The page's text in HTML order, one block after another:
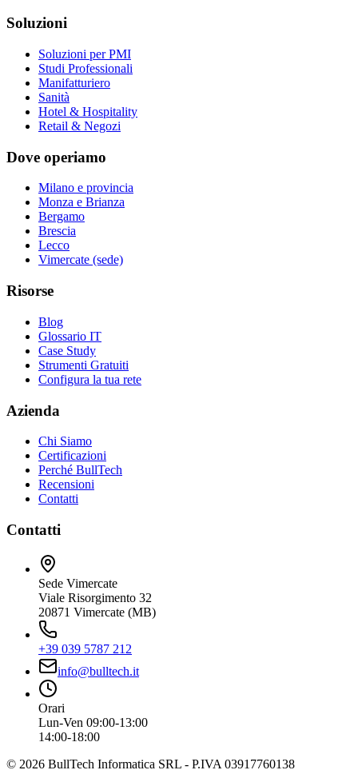
Soluzioni
Soluzioni per PMI
Studi Professionali
Manifatturiero
Sanità
Hotel & Hospitality
Retail & Negozi
Dove operiamo
Milano e provincia
Monza e Brianza
Bergamo
Brescia
Lecco
Vimercate (sede)
Risorse
Blog
Glossario IT
Case Study
Strumenti Gratuiti
Configura la tua rete
Azienda
Chi Siamo
Certificazioni
Perché BullTech
Recensioni
Contatti
Contatti
Sede Vimercate
Viale Risorgimento 32
20871 Vimercate (MB)
+39 039 5787 212
info@bulltech.it
Orari
Lun-Ven 09:00-13:00
14:00-18:00
© 2026 BullTech Informatica SRL - P.IVA 03917760138